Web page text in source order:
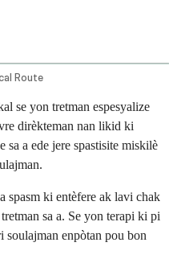
Route
se yon tretman espesyalize
dirèkteman nan likid ki
a ede jere spastisite miskilè
spasm ki entèfere ak lavi chak
sa a. Se yon terapi ki pi
soulajman enpòtan pou bon